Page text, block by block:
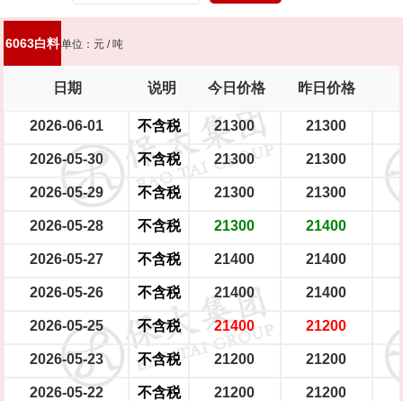
6063白料单位：元 / 吨
日期 说明 今日价格 昨日价格
2026-06-01 不含税 21300 21300
2026-05-30 不含税 21300 21300
2026-05-29 不含税 21300 21300
2026-05-28 不含税 21300 21400
2026-05-27 不含税 21400 21400
2026-05-26 不含税 21400 21400
2026-05-25 不含税 21400 21200
2026-05-23 不含税 21200 21200
2026-05-22 不含税 21200 21200